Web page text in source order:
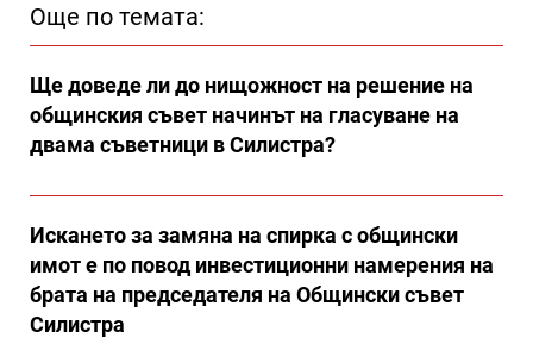
Още по темата:
Ще доведе ли до нищожност на решение на
общинския съвет начинът на гласуване на
двама съветници в Силистра?
Искането за замяна на спирка с общински
имот е по повод инвестиционни намерения на
брата на председателя на Общински съвет
Силистра